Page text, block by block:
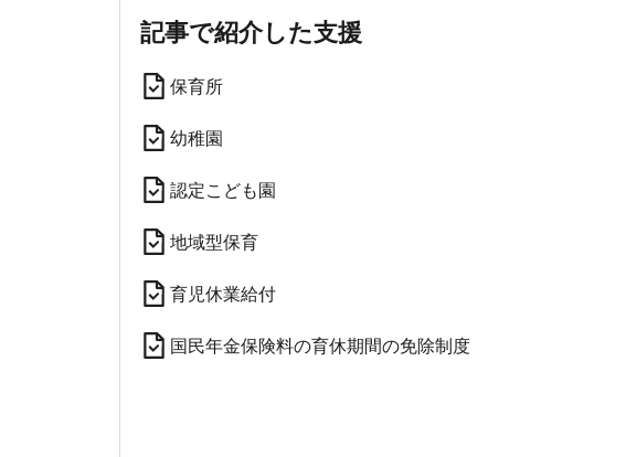
記事で紹介した支援
保育所
幼稚園
認定こども園
地域型保育
育児休業給付
国民年金保険料の育休期間の免除制度